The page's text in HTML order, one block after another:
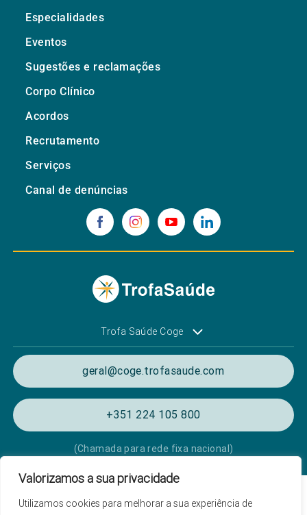
Valorizamos a sua privacidade
Utilizamos cookies para melhorar a sua experiência de
Especialidades
Eventos
Sugestões e reclamações
Corpo Clínico
Acordos
Recrutamento
Serviços
Canal de denúncias
Trofa Saúde Coge
geral@coge.trofasaude.com
+351 224 105 800
(Chamada para rede fixa nacional)